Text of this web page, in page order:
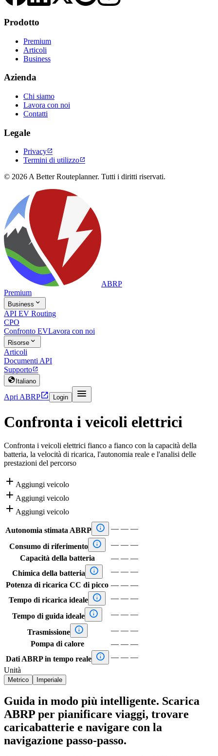
Prodotto
Premium
Articoli
Business
Azienda
Chi siamo
Lavora con noi
Contatti
Legale
Privacy
Termini di utilizzo
© 2026 A Better Routeplanner. Tutti i diritti riservati.
ABRP
Premium
Business 
API EV Routing
CPO
Confronto EVLavora con noi
Risorse 
Articoli
Documenti API
Supporto
 Italiano
Apri ABRP Login 
Confronta i veicoli elettrici
Confronta i veicoli elettrici fianco a fianco con la capacità della
batteria, la velocità di ricarica, l'autonomia reale e l'analisi delle
prestazioni del percorso
 Aggiungi veicolo
 Aggiungi veicolo
 Aggiungi veicolo
Autonomia stimata ABRP  — — —
Consumo di riferimento  — — —
Capacità della batteria
— — —
Chimica della batteria
 — — —
Potenza di ricarica CC di picco — — —
Tempo di ricarica ideale  — — —
Tempo di guida ideale  — — —
Trasmissione  — — —
Pompa di calore
— — —
Dati ABRP in tempo reale
 — — —
Unità
Metrico Imperiale
Guida in modo più intelligente. Scarica
ABRP per pianificare viaggi, trovare
caricabatterie e navigare con la
navigazione passo-passo.